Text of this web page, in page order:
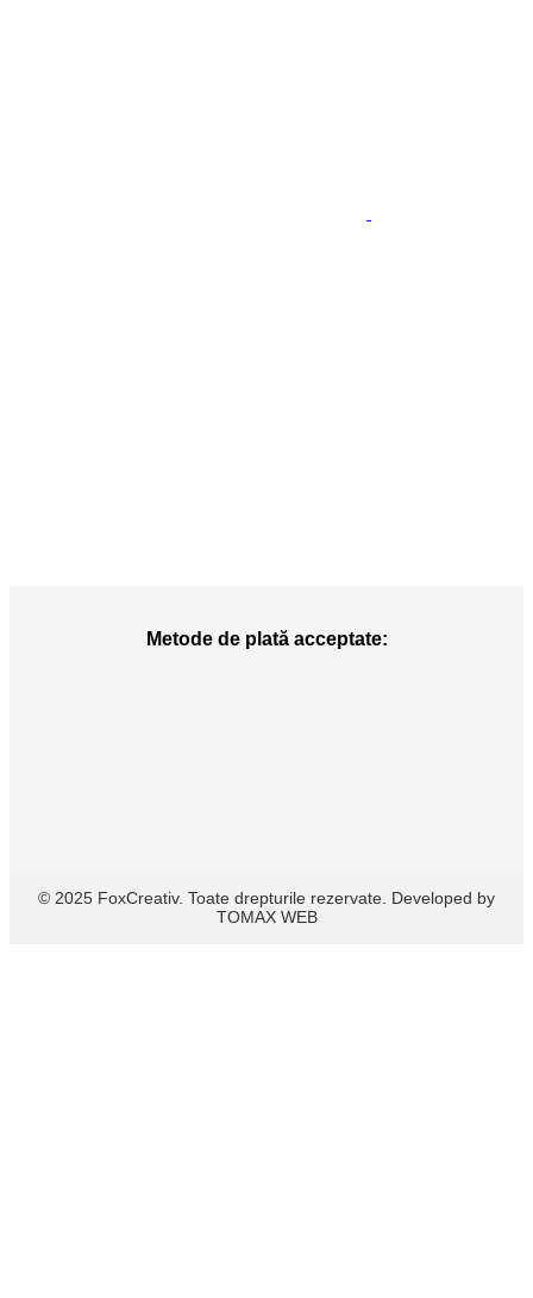
Metode de plată acceptate:
© 2025 FoxCreativ. Toate drepturile rezervate. Developed by
TOMAX WEB